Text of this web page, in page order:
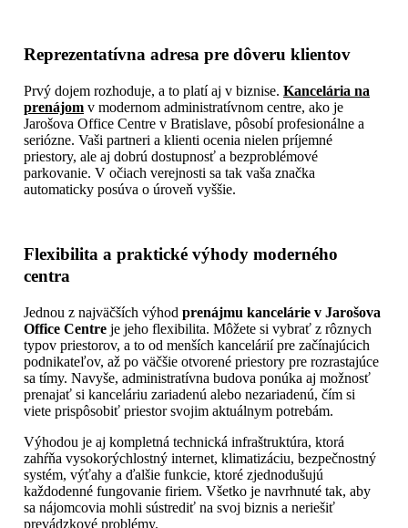
Reprezentatívna adresa pre dôveru klientov
Prvý dojem rozhoduje, a to platí aj v biznise. Kancelária na
prenájom v modernom administratívnom centre, ako je
Jarošova Office Centre v Bratislave, pôsobí profesionálne a
seriózne. Vaši partneri a klienti ocenia nielen príjemné
priestory, ale aj dobrú dostupnosť a bezproblémové
parkovanie. V očiach verejnosti sa tak vaša značka
automaticky posúva o úroveň vyššie.
Flexibilita a praktické výhody moderného
centra
Jednou z najväčších výhod prenájmu kancelárie v Jarošova
Office Centre je jeho flexibilita. Môžete si vybrať z rôznych
typov priestorov, a to od menších kancelárií pre začínajúcich
podnikateľov, až po väčšie otvorené priestory pre rozrastajúce
sa tímy. Navyše, administratívna budova ponúka aj možnosť
prenajať si kanceláriu zariadenú alebo nezariadenú, čím si
viete prispôsobiť priestor svojim aktuálnym potrebám.
Výhodou je aj kompletná technická infraštruktúra, ktorá
zahŕňa vysokorýchlostný internet, klimatizáciu, bezpečnostný
systém, výťahy a ďalšie funkcie, ktoré zjednodušujú
každodenné fungovanie firiem. Všetko je navrhnuté tak, aby
sa nájomcovia mohli sústrediť na svoj biznis a neriešiť
prevádzkové problémy.